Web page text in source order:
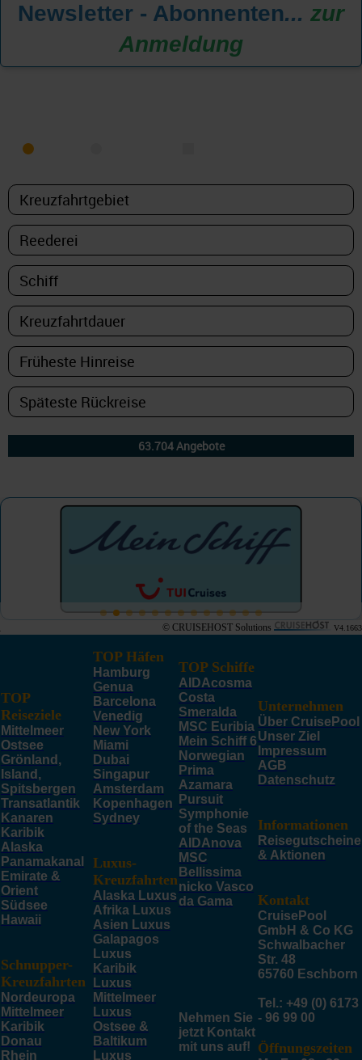
Newsletter - Abonnenten... zur
Anmeldung
© CRUISEHOST Solutions V4.1663
TOP
Reiseziele
Mittelmeer
Ostsee
Grönland,
Island,
Spitsbergen
Transatlantik
Kanaren
Karibik
Alaska
Panamakanal
Emirate &
Orient
Südsee
Hawaii
Schnupper-
Kreuzfahrten
Nordeuropa
Mittelmeer
Karibik
Donau
Rhein
TOP Häfen
Hamburg
Genua
Barcelona
Venedig
New York
Miami
Dubai
Singapur
Amsterdam
Kopenhagen
Sydney
Luxus-
Kreuzfahrten
Alaska Luxus
Afrika Luxus
Asien Luxus
Galapagos
Luxus
Karibik
Luxus
Mittelmeer
Luxus
Ostsee &
Baltikum
Luxus
TOP Schiffe
AIDAcosma
Costa
Smeralda
MSC Euribia
Mein Schiff 6
Norwegian
Prima
Azamara
Pursuit
Symphonie
of the Seas
AIDAnova
MSC
Bellissima
nicko Vasco
da Gama
Nehmen Sie
jetzt Kontakt
mit uns auf!
Unternehmen
Über CruisePool
Unser Ziel
Impressum
AGB
Datenschutz
Informationen
Reisegutscheine
& Aktionen
Kontakt
CruisePool
GmbH & Co KG
Schwalbacher
Str. 48
65760 Eschborn
Tel.: +49 (0) 6173
- 96 99 00
Öffnungszeiten